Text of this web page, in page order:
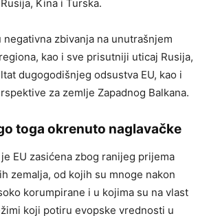
Kina i Turska.
negativna zbivanja na unutrašnjem
kao i sve prisutniji uticaj Rusija,
dugogodišnjeg odsustva EU, kao i
za zemlje Zapadnog Balkana.
toga okrenuto naglavačke
EU zasićena zbog ranijeg prijema
zemalja, od kojih su mnoge nakon
korumpirane i u kojima su na vlast
koji potiru evopske vrednosti u